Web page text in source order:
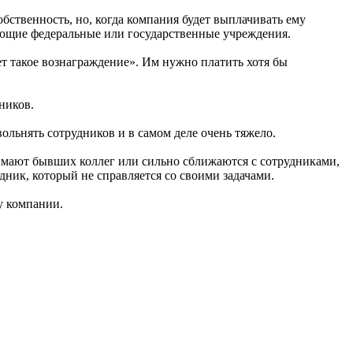
но, когда компания будет выплачивать ему
федеральные или государственные учреждения.
такое вознаграждение». Им нужно платить хотя бы
сотрудников и в самом деле очень тяжело.
бывших коллег или сильно сближаются с сотрудниками,
который не справляется со своими задачами.
компании.